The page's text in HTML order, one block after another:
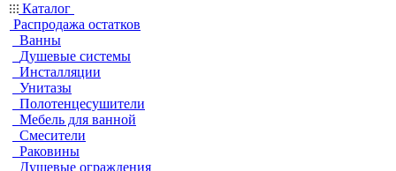
Каталог
Распродажа остатков
Ванны
Душевые системы
Инсталляции
Унитазы
Полотенцесушители
Мебель для ванной
Смесители
Раковины
Душевые ограждения